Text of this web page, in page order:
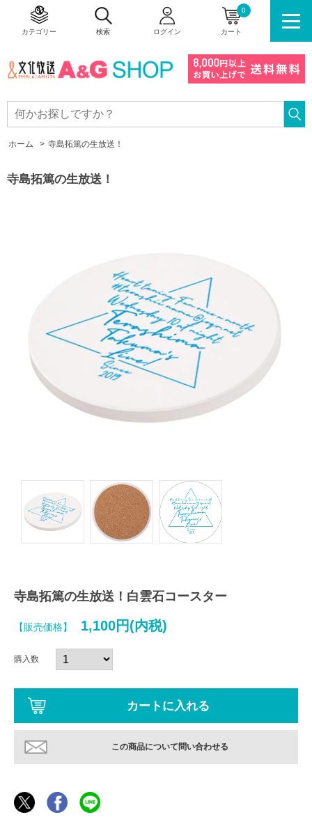
カート
0
ログイン
検索
カテゴリー
ホーム > 寺島拓篤の生放送！
寺島拓篤の生放送！
寺島拓篤の生放送！白雲石コースター
【販売価格】 1,100円(内税)
購入数
この商品について問い合わせる